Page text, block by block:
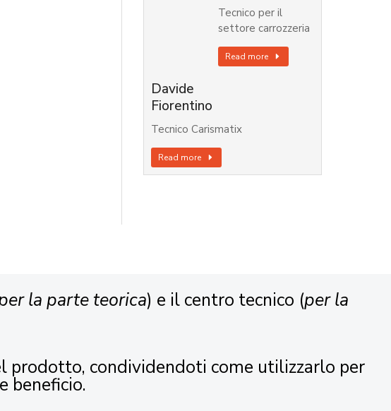
Tecnico per il
settore carrozzeria
Read more
Davide
Fiorentino
Tecnico Carismatix
Read more
la parte teorica) e il centro tecnico (per la
prodotto, condividendoti come utilizzarlo per
beneficio.